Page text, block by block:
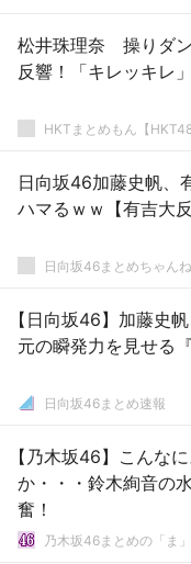
松井珠理奈 操りダ
反響！「キレッキレ
HKTまとめもん【HKT48
日向坂46加藤史帆、
ハマるｗｗ【有吉大反
日向坂46まとめちゃん
【日向坂46】加藤史
元の瞬発力を見せる
日向坂46まとめ速報
【乃木坂46】こんな
か・・・鈴木絢音の
奮！
乃木坂46まとめの「ま」